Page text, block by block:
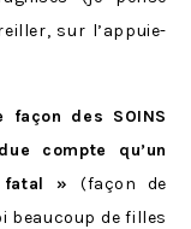
sur l’appuie-
façon des SOINS
compte qu’un
fatal » (façon de
beaucoup de filles